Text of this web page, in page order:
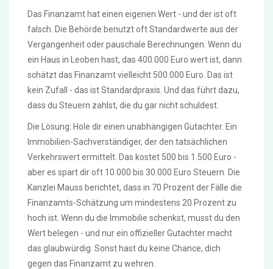
Das Finanzamt hat einen eigenen Wert - und der ist oft
falsch. Die Behörde benutzt oft Standardwerte aus der
Vergangenheit oder pauschale Berechnungen. Wenn du
ein Haus in Leoben hast, das 400.000 Euro wert ist, dann
schätzt das Finanzamt vielleicht 500.000 Euro. Das ist
kein Zufall - das ist Standardpraxis. Und das führt dazu,
dass du Steuern zahlst, die du gar nicht schuldest.
Die Lösung: Hole dir einen unabhängigen Gutachter. Ein
Immobilien-Sachverständiger, der den tatsächlichen
Verkehrswert ermittelt. Das kostet 500 bis 1.500 Euro -
aber es spart dir oft 10.000 bis 30.000 Euro Steuern. Die
Kanzlei Mauss berichtet, dass in 70 Prozent der Fälle die
Finanzamts-Schätzung um mindestens 20 Prozent zu
hoch ist. Wenn du die Immobilie schenkst, musst du den
Wert belegen - und nur ein offizieller Gutachter macht
das glaubwürdig. Sonst hast du keine Chance, dich
gegen das Finanzamt zu wehren.